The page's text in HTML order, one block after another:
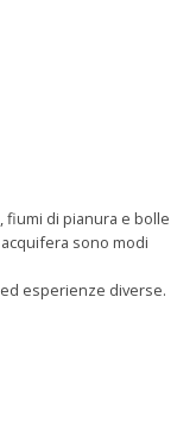
fiumi di pianura e bolle
sono modi
esperienze diverse.